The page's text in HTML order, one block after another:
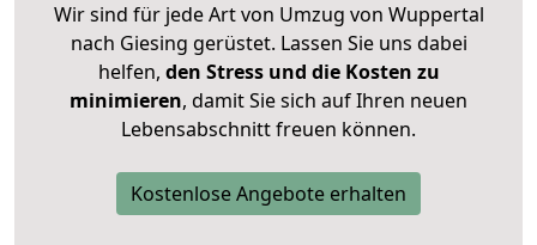
Wir sind für jede Art von Umzug von Wuppertal
nach Giesing gerüstet. Lassen Sie uns dabei
helfen, den Stress und die Kosten zu
minimieren, damit Sie sich auf Ihren neuen
Lebensabschnitt freuen können.
Kostenlose Angebote erhalten